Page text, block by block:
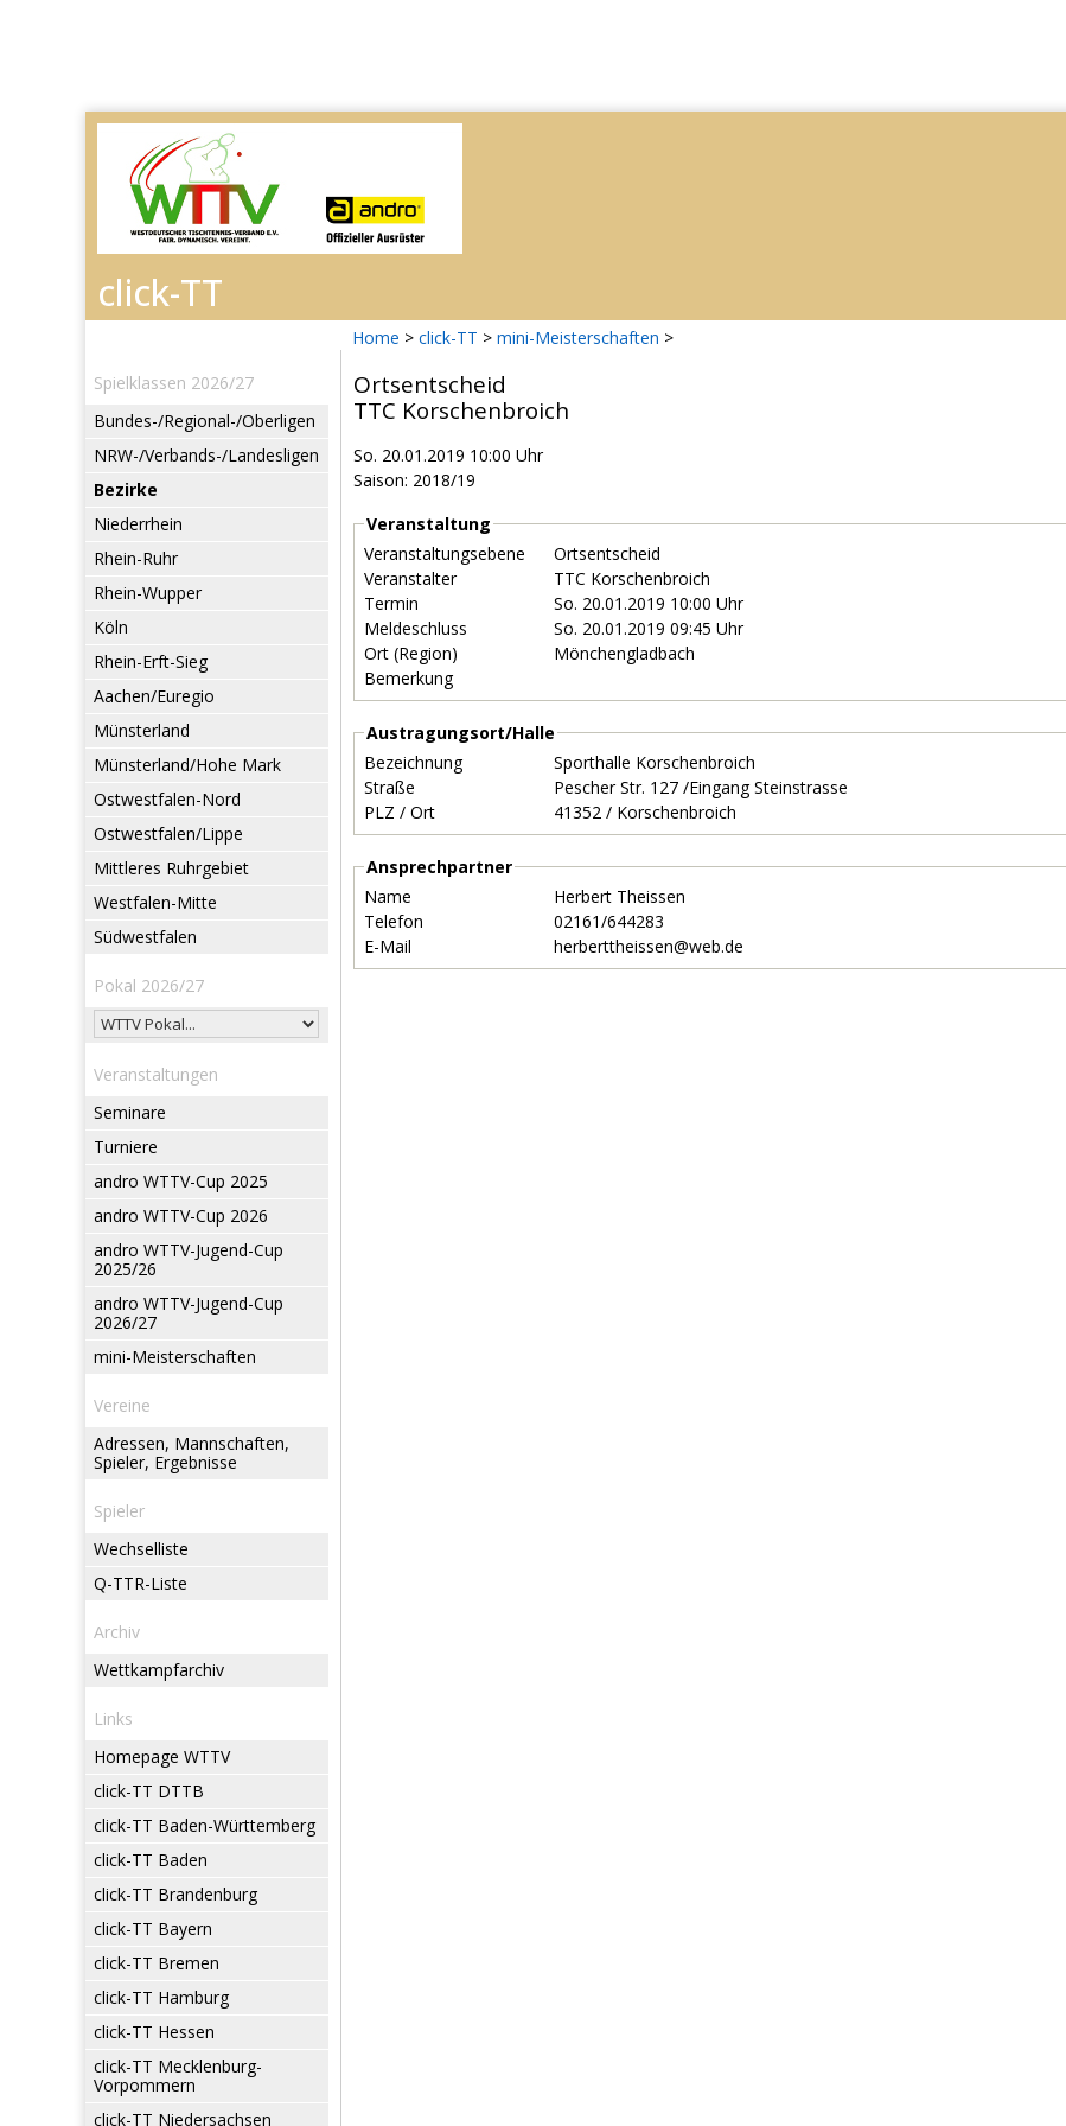
Home > click-TT > mini-Meisterschaften >
Spielklassen 2026/27
Bundes-/Regional-/Oberligen
NRW-/Verbands-/Landesligen
Bezirke
Niederrhein
Rhein-Ruhr
Rhein-Wupper
Köln
Rhein-Erft-Sieg
Aachen/Euregio
Münsterland
Münsterland/Hohe Mark
Ostwestfalen-Nord
Ostwestfalen/Lippe
Mittleres Ruhrgebiet
Westfalen-Mitte
Südwestfalen
Pokal 2026/27
Veranstaltungen
Seminare
Turniere
andro WTTV-Cup 2025
andro WTTV-Cup 2026
andro WTTV-Jugend-Cup
2025/26
andro WTTV-Jugend-Cup
2026/27
mini-Meisterschaften
Vereine
Adressen, Mannschaften,
Spieler, Ergebnisse
Spieler
Wechselliste
Q-TTR-Liste
Archiv
Wettkampfarchiv
Links
Homepage WTTV
click-TT DTTB
click-TT Baden-Württemberg
click-TT Baden
click-TT Brandenburg
click-TT Bayern
click-TT Bremen
click-TT Hamburg
click-TT Hessen
click-TT Mecklenburg-
Vorpommern
click-TT Niedersachsen
Ortsentscheid
TTC Korschenbroich
So. 20.01.2019 10:00 Uhr
Saison: 2018/19
Veranstaltung
Veranstaltungsebene
Ortsentscheid
Veranstalter
TTC Korschenbroich
Termin
So. 20.01.2019 10:00 Uhr
Meldeschluss
So. 20.01.2019 09:45 Uhr
Ort (Region)
Mönchengladbach
Bemerkung
Austragungsort/Halle
Bezeichnung
Sporthalle Korschenbroich
Straße
Pescher Str. 127 /Eingang Steinstrasse
PLZ / Ort
41352 / Korschenbroich
Ansprechpartner
Name
Herbert Theissen
Telefon
02161/644283
E-Mail
herberttheissen@web.de